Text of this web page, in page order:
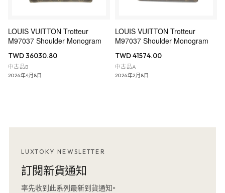
LOUIS VUITTON Trotteur
M97037 Shoulder Monogram
TWD 36030.80
中古品B
2026年4月8日
LOUIS VUITTON Trotteur
M97037 Shoulder Monogram
TWD 41574.00
中古品A
2026年2月8日
LUXTOKY NEWSLETTER
訂閱新貨通知
率先收到此系列最新到貨通知。